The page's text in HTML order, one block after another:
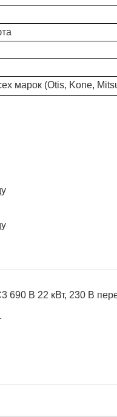
марок (Otis, Kone,
В 22 кВт, 230 В